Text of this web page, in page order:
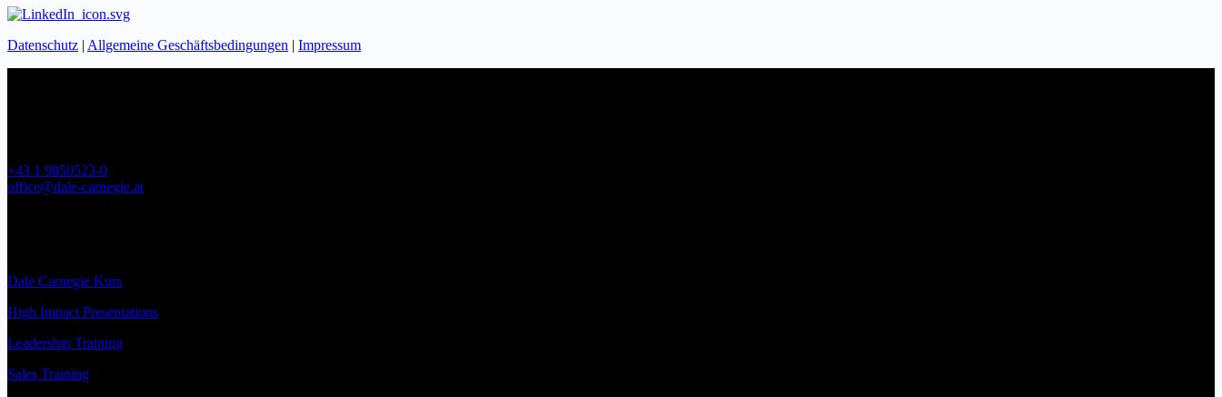
Datenschutz | Allgemeine Geschäftsbedingungen | Impressum
+43 1 9850523-0
office@dale-carnegie.at
Dale Carnegie Kurs
High Impact Presentations
Leadership Training
Sales Training